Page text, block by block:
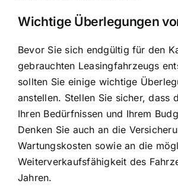
Wichtige Überlegungen
Bevor Sie sich endgültig für den
gebrauchten Leasingfahrzeugs
sollten Sie einige wichtige
anstellen. Stellen Sie sicher, dass
Ihren Bedürfnissen und Ihrem
Denken Sie auch an die
Wartungskosten sowie an die
Weiterverkaufsfähigkeit des
Jahren.